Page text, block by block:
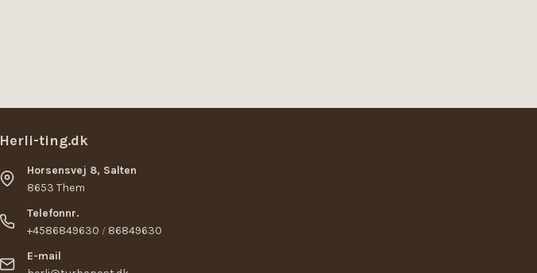
Herli-ting.dk
Horsensvej 8, Salten
8653 Them
Telefonnr.
+4586849630 / 86849630
E-mail